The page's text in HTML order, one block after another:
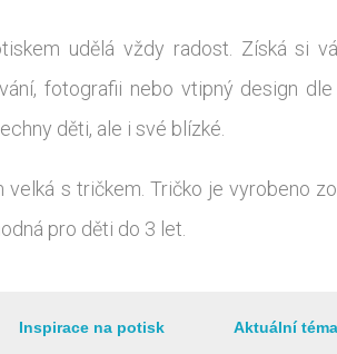
udělá vždy radost. Získá si
fotografii nebo vtipný design
děti, ale i své blízké.
s tričkem. Tričko je vyrobeno
pro děti do 3 let.
Inspirace na potisk Aktuální